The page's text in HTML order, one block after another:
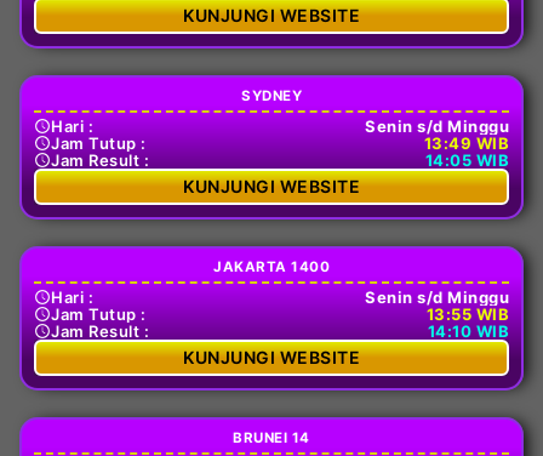
KUNJUNGI WEBSITE
SYDNEY
Hari :
Senin s/d Minggu
Jam Tutup :
13:49 WIB
Jam Result :
14:05 WIB
KUNJUNGI WEBSITE
JAKARTA 1400
Hari :
Senin s/d Minggu
Jam Tutup :
13:55 WIB
Jam Result :
14:10 WIB
KUNJUNGI WEBSITE
BRUNEI 14